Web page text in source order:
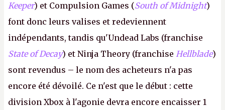
Keeper) et Compulsion Games (South of Midnight)
font donc leurs valises et redeviennent
indépendants, tandis qu'Undead Labs (franchise
State of Decay) et Ninja Theory (franchise Hellblade)
sont revendus – le nom des acheteurs n'a pas
encore été dévoilé. Ce n'est que le début : cette
division Xbox à l'agonie devra encore encaisser 1